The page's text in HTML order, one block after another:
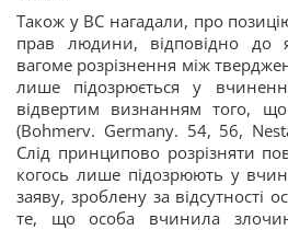
Також у ВС нагадали, про
прав людини, відповідно до
вагоме розрізнення між
лише підозрюється у
відвертим визнанням того,
(Bohmerv. Germany. 54, 56,
Слід принципово розрізняти
когось лише підозрюють у
заяву, зроблену за відсутності
те, що особа вчинила